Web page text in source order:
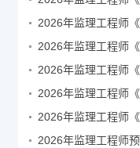
2026年监理工程师